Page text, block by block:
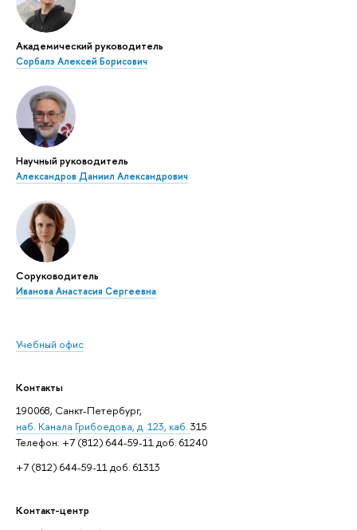
Академический руководитель
Сорбалэ Алексей Борисович
Научный руководитель
Александров Даниил Александрович
Соруководитель
Иванова Анастасия Сергеевна
Учебный офис
Контакты
190068, Санкт-Петербург,
наб. Канала Грибоедова, д. 123, каб. 315
Телефон: +7 (812) 644-59-11 доб. 61240
+7 (812) 644-59-11 доб. 61313
Контакт-центр